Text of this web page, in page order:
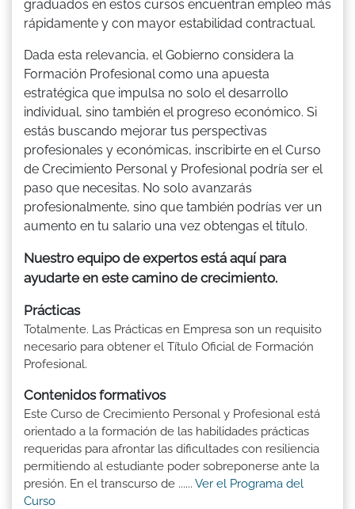
graduados en estos cursos encuentran empleo más
rápidamente y con mayor estabilidad contractual.
Dada esta relevancia, el Gobierno considera la
Formación Profesional como una apuesta
estratégica que impulsa no solo el desarrollo
individual, sino también el progreso económico. Si
estás buscando mejorar tus perspectivas
profesionales y económicas, inscribirte en el Curso
de Crecimiento Personal y Profesional podría ser el
paso que necesitas. No solo avanzarás
profesionalmente, sino que también podrías ver un
aumento en tu salario una vez obtengas el título.
Nuestro equipo de expertos está aquí para
ayudarte en este camino de crecimiento.
Prácticas
Totalmente. Las Prácticas en Empresa son un requisito
necesario para obtener el Título Oficial de Formación
Profesional.
Contenidos formativos
Este Curso de Crecimiento Personal y Profesional está
orientado a la formación de las habilidades prácticas
requeridas para afrontar las dificultades con resiliencia
permitiendo al estudiante poder sobreponerse ante la
presión. En el transcurso de ...... Ver el Programa del
Curso